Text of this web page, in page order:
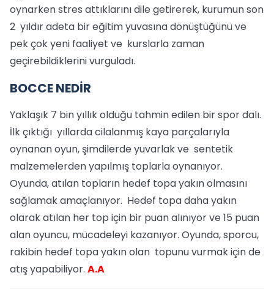
oynarken stres attıklarını dile getirerek, kurumun son
2 yıldır adeta bir eğitim yuvasına dönüştüğünü ve
pek çok yeni faaliyet ve kurslarla zaman
geçirebildiklerini vurguladı.
BOCCE NEDİR
Yaklaşık 7 bin yıllık olduğu tahmin edilen bir spor dalı.
İlk çıktığı yıllarda cilalanmış kaya parçalarıyla
oynanan oyun, şimdilerde yuvarlak ve sentetik
malzemelerden yapılmış toplarla oynanıyor.
Oyunda, atılan topların hedef topa yakın olmasını
sağlamak amaçlanıyor. Hedef topa daha yakın
olarak atılan her top için bir puan alınıyor ve 15 puan
alan oyuncu, mücadeleyi kazanıyor. Oyunda, sporcu,
rakibin hedef topa yakın olan topunu vurmak için de
atış yapabiliyor. A.A